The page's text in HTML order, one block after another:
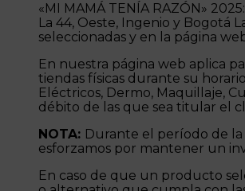
«MI MAMÁ TENÍA RAZÓN»
La 44, Oeste, Ingenio y Bogotá
seleccionadas y en la página
En nuestra página web aplica
tiendas físicas durante su
Eléctricos, Dermo, Maquillaje,
débito de las que sea titular el
NOTA: Durante el período de
esforzamos por mantener un
En caso de que un producto